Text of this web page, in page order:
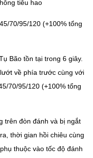
tiêu hao
70/95/120 (+100% tổng
Bão tồn tại trong 6 giây.
về phía trước cùng với
70/95/120 (+100% tổng
trên đòn đánh và bị ngắt
thời gian hồi chiêu cùng
thuộc vào tốc độ đánh